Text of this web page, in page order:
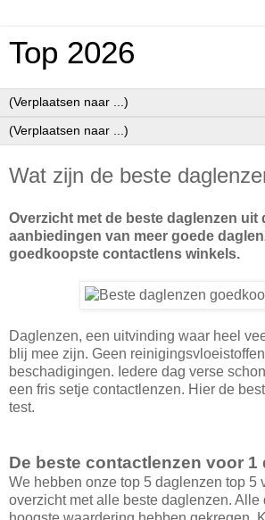
Top 2026
Wat zijn de beste
Overzicht met de beste daglenzen uit
aanbiedingen van meer goede
goedkoopste contactlens winkels.
Daglenzen, een uitvinding waar heel
blij mee zijn. Geen
beschadigingen. Iedere dag verse
een fris setje contactlenzen. Hier de
test.
De beste contactlenzen voor 1
We hebben onze top 5 daglenzen top 5
overzicht met alle beste daglenzen.